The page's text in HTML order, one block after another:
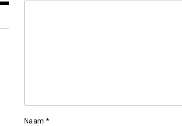
Naam *